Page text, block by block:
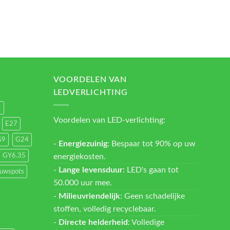
E27
G24
GY6.35
VOORDELEN VAN
LEDVERLICHTING
Voordelen van LED-verlichting:
- Energiezuinig: Bespaar tot 90% op uw
energiekosten.
- Lange levensduur: LED's gaan tot
50.000 uur mee.
- Milieuvriendelijk: Geen schadelijke
stoffen, volledig recyclebaar.
- Directe helderheid : Volledige